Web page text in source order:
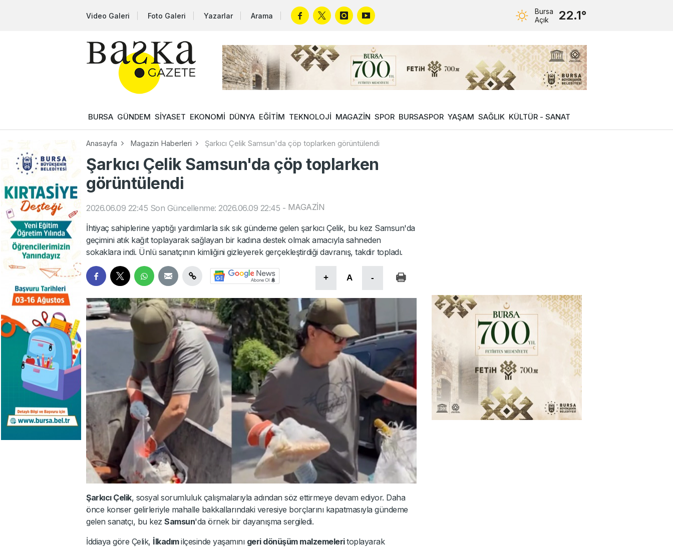
Video Galeri Foto Galeri Yazarlar Arama
Bursa
Açık
22.1°
BURSA GÜNDEM SİYASET EKONOMİ DÜNYA EĞİTİM TEKNOLOJİ MAGAZİN SPOR BURSASPOR YAŞAM SAĞLIK KÜLTÜR - SANAT
Anasayfa Magazin Haberleri Şarkıcı Çelik Samsun'da çöp toplarken görüntülendi
Şarkıcı Çelik Samsun'da çöp toplarken
görüntülendi
2026.06.09 22:45 Son Güncellenme: 2026.06.09 22:45 - MAGAZİN
İhtiyaç sahiplerine yaptığı yardımlarla sık sık gündeme gelen şarkıcı Çelik, bu kez Samsun'da
geçimini atık kağıt toplayarak sağlayan bir kadına destek olmak amacıyla sahneden
sokaklara indi. Ünlü sanatçının kimliğini gizleyerek gerçekleştirdiği davranış, takdir topladı.
+ A -
Şarkıcı Çelik, sosyal sorumluluk çalışmalarıyla adından söz ettirmeye devam ediyor. Daha
önce konser gelirleriyle mahalle bakkallarındaki veresiye borçlarını kapatmasıyla gündeme
gelen sanatçı, bu kez Samsun'da örnek bir dayanışma sergiledi.
İddiaya göre Çelik, İlkadımilçesinde yaşamını geri dönüşüm malzemeleritoplayarak